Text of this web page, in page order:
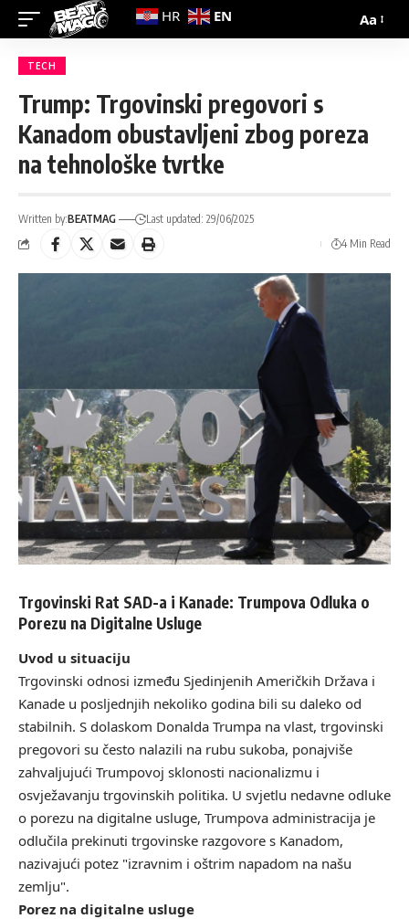
Aa
TECH
Trump: Trgovinski pregovori s
Kanadom obustavljeni zbog poreza
na tehnološke tvrtke
Written by:BEATMAG
Last updated: 29/06/2025
4 Min Read
Trgovinski Rat SAD-a i Kanade: Trumpova Odluka o
Porezu na Digitalne Usluge
Uvod u situaciju
Trgovinski odnosi između Sjedinjenih Američkih Država i
Kanade u posljednjih nekoliko godina bili su daleko od
stabilnih. S dolaskom Donalda Trumpa na vlast, trgovinski
pregovori su često nalazili na rubu sukoba, ponajviše
zahvaljujući Trumpovoj sklonosti nacionalizmu i
osvježavanju trgovinskih politika. U svjetlu nedavne odluke
o porezu na digitalne usluge, Trumpova administracija je
odlučila prekinuti trgovinske razgovore s Kanadom,
nazivajući potez "izravnim i oštrim napadom na našu
zemlju".
Porez na digitalne usluge
HR EN